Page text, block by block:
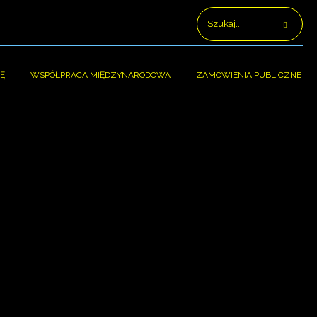
WSPÓŁPRACA MIĘDZYNARODOWA ZAMÓWIENIA PUBLICZNE